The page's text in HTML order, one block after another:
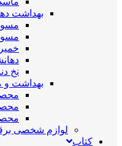
بهداشت
نخ
بهداشت و
لوازم شخصی
کتاب